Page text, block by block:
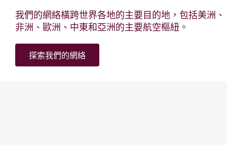
我們的網絡橫跨世界各地的主要目的地，包括美洲、
非洲、歐洲、中東和亞洲的主要航空樞紐。
探索我們的網絡